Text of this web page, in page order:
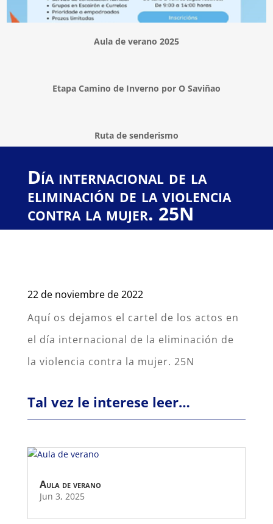
Aula de verano 2025
Etapa Camino de Inverno por O Saviñao
Ruta de senderismo
Día internacional de la
eliminación de la violencia
contra la mujer. 25N
22 de noviembre de 2022
Aquí os dejamos el cartel de los actos en
el día internacional de la eliminación de
la violencia contra la mujer. 25N
Tal vez le interese leer…
Aula de verano
Jun 3, 2025